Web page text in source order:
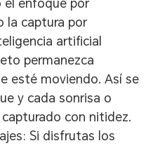
el enfoque por
la captura por
artificial
permanezca
esté moviendo. Así se
y cada sonrisa o
con nitidez.
Si disfrutas los